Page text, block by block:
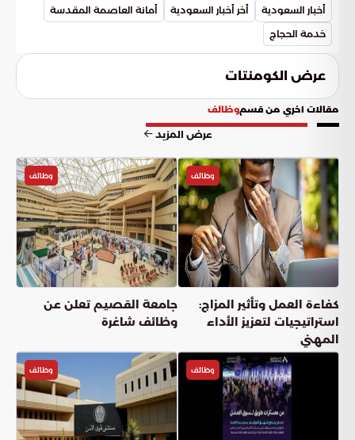
السعودية نموذجاً عالمياً في الخدمات البلدية.
أخبار السعودية أخر أخبار السعودية
أمانة العاصمة المقدسة
خدمة الحجاج
عرض الكومنتات
مقالات اخري من قسموظائف
عرض المزيد
وظائف
كفاءة العمل وتأثير المزاج:
استراتيجيات لتعزيز الأداء
المهني
وظائف
جامعة القصيم تعلن عن
وظائف شاغرة
وظائف وظائف